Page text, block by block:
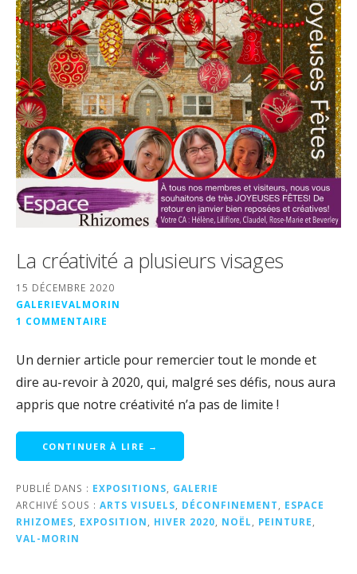
La créativité a plusieurs visages
15 DÉCEMBRE 2020
GALERIEVALMORIN
1 COMMENTAIRE
Un dernier article pour remercier tout le monde et
dire au-revoir à 2020, qui, malgré ses défis, nous aura
appris que notre créativité n’a pas de limite !
CONTINUER À LIRE →
PUBLIÉ DANS : EXPOSITIONS
GALERIE
ARCHIVÉ SOUS : ARTS VISUELS DÉCONFINEMENT
ESPACE
RHIZOMES
EXPOSITION HIVER 2020 NOËL PEINTURE
VAL-MORIN